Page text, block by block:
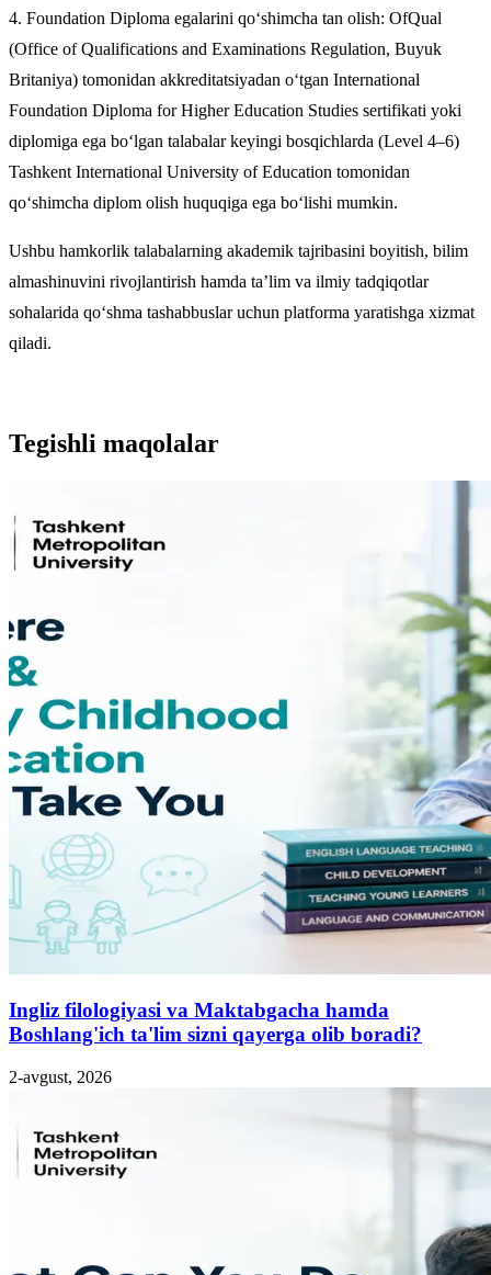
4. Foundation Diploma egalarini qo‘shimcha tan olish: OfQual
(Office of Qualifications and Examinations Regulation, Buyuk
Britaniya) tomonidan akkreditatsiyadan o‘tgan International
Foundation Diploma for Higher Education Studies sertifikati yoki
diplomiga ega bo‘lgan talabalar keyingi bosqichlarda (Level 4–6)
Tashkent International University of Education tomonidan
qo‘shimcha diplom olish huquqiga ega bo‘lishi mumkin.
Ushbu hamkorlik talabalarning akademik tajribasini boyitish, bilim
almashinuvini rivojlantirish hamda ta’lim va ilmiy tadqiqotlar
sohalarida qo‘shma tashabbuslar uchun platforma yaratishga xizmat
qiladi.
Tegishli maqolalar
Ingliz filologiyasi va Maktabgacha hamda
Boshlang'ich ta'lim sizni qayerga olib boradi?
2-avgust, 2026